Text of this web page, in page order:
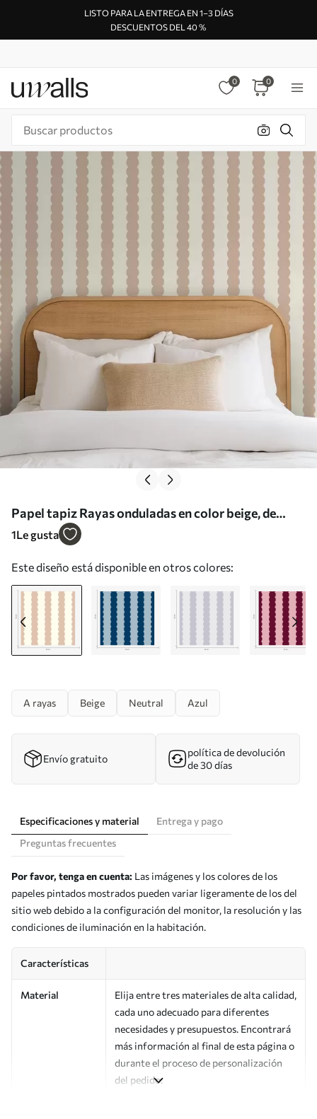
LISTO PARA LA ENTREGA EN 1–3 DÍAS
DESCUENTOS DEL 40 %
0 0
Papel tapiz Rayas onduladas en color beige, de
estilo minimalista Nr. a01182v2
1Le gusta
Este diseño está disponible en otros colores:
A rayas Beige Neutral Azul
Envío gratuito
política de devolución
de 30 días
Especificaciones y material
Entrega y pago
Preguntas frecuentes
Por favor, tenga en cuenta: Las imágenes y los colores de los
papeles pintados mostrados pueden variar ligeramente de los del
sitio web debido a la configuración del monitor, la resolución y las
condiciones de iluminación en la habitación.
Características
Material
Elija entre tres materiales de alta calidad,
cada uno adecuado para diferentes
necesidades y presupuestos. Encontrará
más información al final de esta página o
durante el proceso de personalización
del pedido.